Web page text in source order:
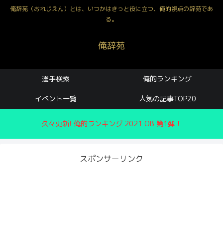
俺辞苑（おれじえん）とは、いつかはきっと役に立つ、俺的視点の辞苑であ
る。
俺辞苑
選手検索 俺的ランキング
イベント一覧 人気の記事TOP20
久々更新! 俺的ランキング 2021 OB 第1弾！
スポンサーリンク